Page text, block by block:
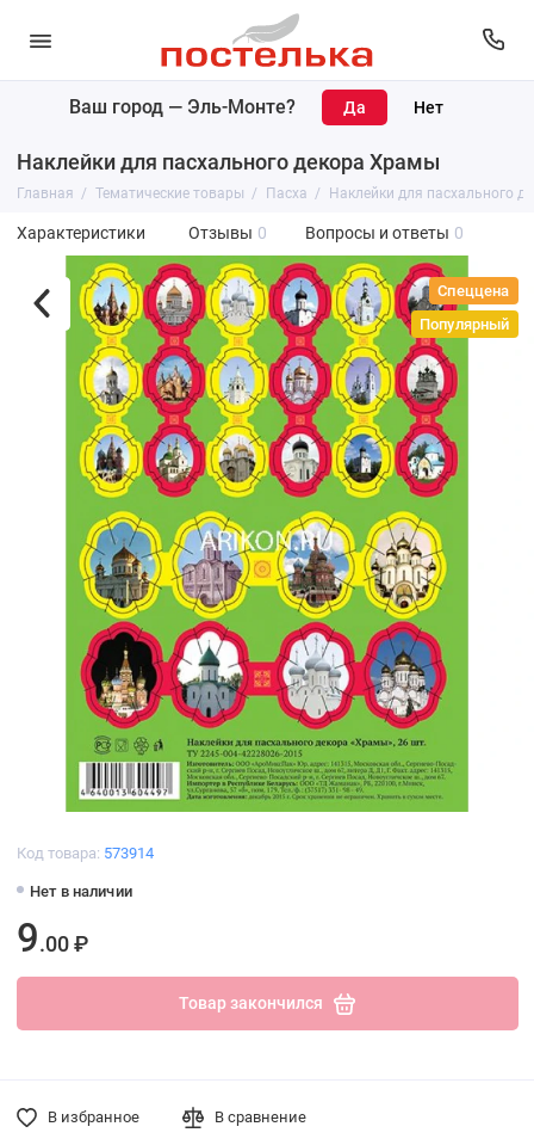
Ваш город — Эль-Монте?
Наклейки для пасхального декора Храмы
Главная Тематические товары Пасха Наклейки для пасхального
Характеристики Отзывы 0 Вопросы и ответы 0
Спеццена
Популярный
Код товара: 573914
Нет в наличии
9.00 ₽
Товар закончился
В избранное В сравнение